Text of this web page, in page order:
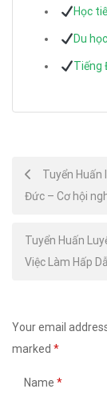
Học
Du
Tiếng
Post
navigation
Tuyển Huấn
Đức – Cơ hội
Tuyển Huấn
Việc Làm Hấp
Your email
marked *
Name *